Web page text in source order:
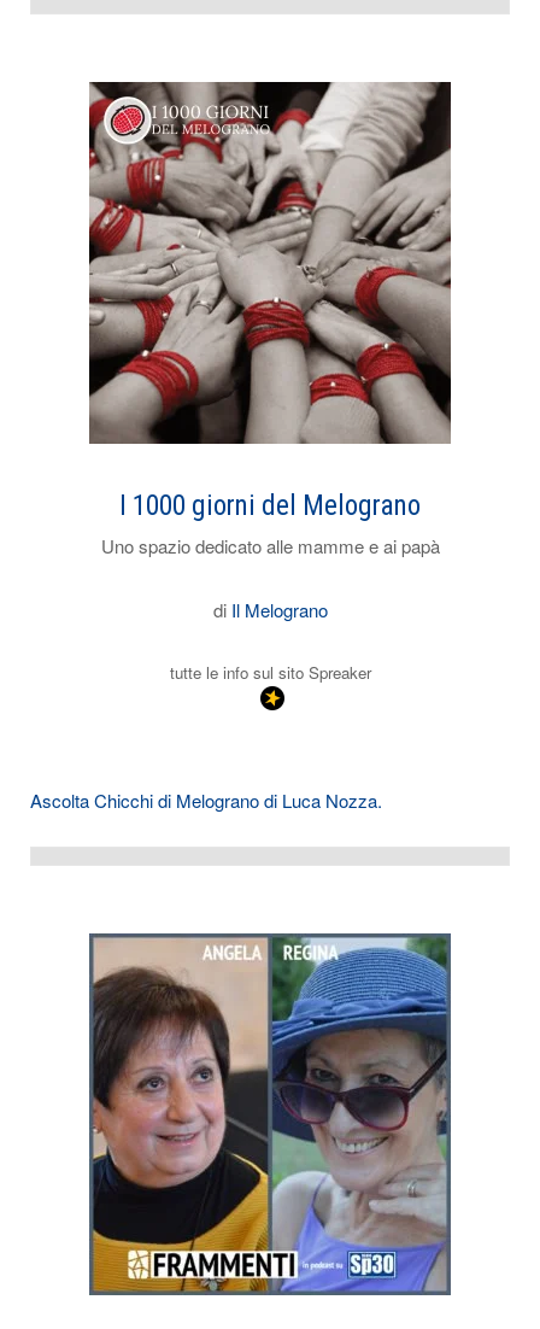
I 1000 giorni del Melograno
Uno spazio dedicato alle mamme e ai papà
di Il Melograno
tutte le info sul sito Spreaker
Ascolta Chicchi di Melograno di Luca Nozza.